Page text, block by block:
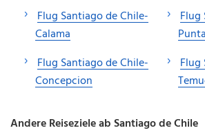
Flug Santiago de Chile-
Calama
Flug Santiago de Chile-
Concepcion
Flug
Flug
Andere Reiseziele ab Santiago de Chile